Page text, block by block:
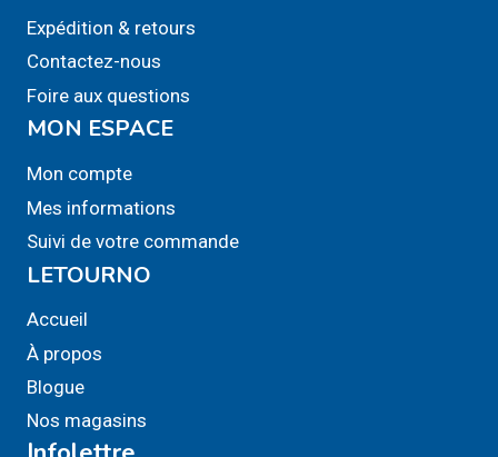
Expédition & retours
Contactez-nous
Foire aux questions
MON ESPACE
Mon compte
Mes informations
Suivi de votre commande
LETOURNO
Accueil
À propos
Blogue
Nos magasins